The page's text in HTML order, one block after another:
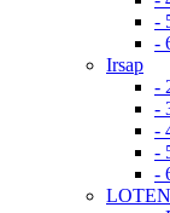
-
-
Irsap
-
-
-
-
-
LOTEN